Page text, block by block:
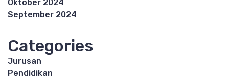
Oktober 2024
September 2024
Categories
Jurusan
Pendidikan